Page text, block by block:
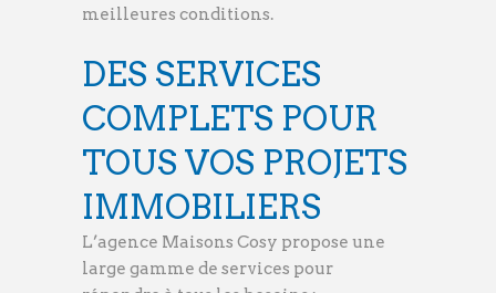
meilleures conditions.
DES SERVICES
COMPLETS POUR
TOUS VOS PROJETS
IMMOBILIERS
L’agence Maisons Cosy propose une
large gamme de services pour